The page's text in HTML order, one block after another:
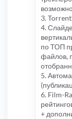
3.
4.
по ТОП
файлов,
5.
6. Film-
+